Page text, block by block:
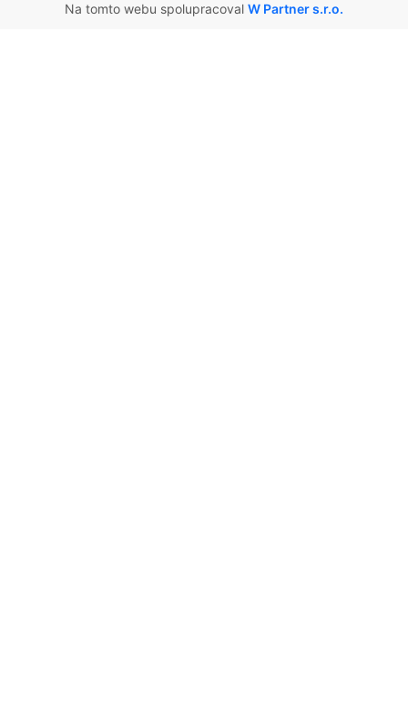
Na tomto webu spolupracoval W Partner s.r.o.